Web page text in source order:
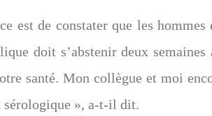
est de constater que les
doit s’abstenir deux
santé. Mon collègue et moi
sérologique », a-t-il dit.